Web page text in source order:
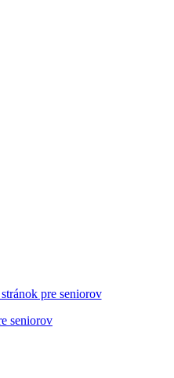
pre seniorov